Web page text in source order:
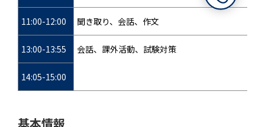
11:00-12:00 聞き取り、会話、作文
13:00-13:55 会話、課外活動、試験対策
14:05-15:00
基本情報